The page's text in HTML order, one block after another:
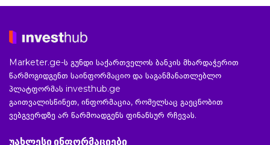
Marketer.ge-ს გუნდი საქართველოს ბანკის მხარდაჭერით
წარმოგიდგენთ საინფორმაციო და საგანმანათლებლო
პლატფორმას investhub.ge
გაითვალისწინეთ, ინფორმაცია, რომელსაც გაეცნობით
ვებგვერდზე არ წარმოადგენს ფინანსურ რჩევას.
უახლესი ინფორმაციები